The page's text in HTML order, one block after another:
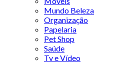
Mundo Beleza
Organização
Papelaria
Pet Shop
Saúde
Tv e Vídeo